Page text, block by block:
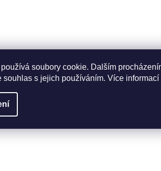
soubory cookie. Dalším
souhlas s jejich používáním. Více informací